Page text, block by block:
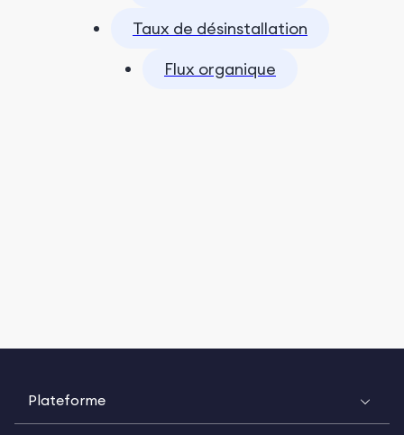
Taux de désinstallation
Flux organique
Plateforme